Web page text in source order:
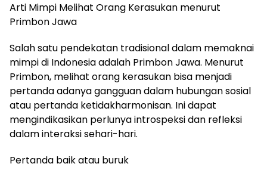
Arti Mimpi Melihat Orang Kerasukan menurut
Primbon Jawa
Salah satu pendekatan tradisional dalam memaknai
mimpi di Indonesia adalah Primbon Jawa. Menurut
Primbon, melihat orang kerasukan bisa menjadi
pertanda adanya gangguan dalam hubungan sosial
atau pertanda ketidakharmonisan. Ini dapat
mengindikasikan perlunya introspeksi dan refleksi
dalam interaksi sehari-hari.
Pertanda baik atau buruk